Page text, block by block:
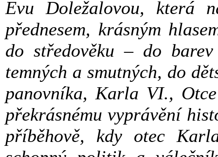
Evu Doležalovou, která
přednesem, krásným
do středověku – do
temných a smutných, do
panovníka, Karla VI.,
překrásnému vyprávění
příběhově, kdy otec